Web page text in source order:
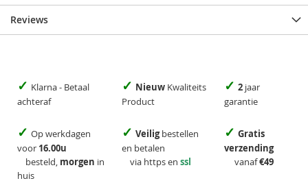
Reviews
✓ Klarna - Betaal
achteraf
✓ Nieuw Kwaliteits
Product
✓ 2 jaar
garantie
✓ Op werkdagen
voor 16.00u
besteld, morgen in
huis
✓ Veiligbestellen
en betalen
via https en ssl
✓ Gratis
verzending
vanaf€49